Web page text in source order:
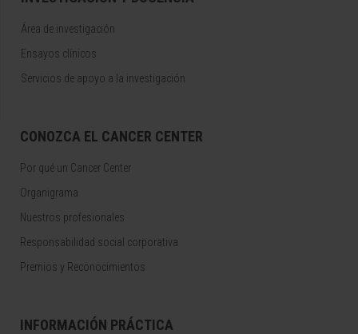
Área de investigación
Ensayos clínicos
Servicios de apoyo a la investigación
CONOZCA EL CANCER CENTER
Por qué un Cancer Center
Organigrama
Nuestros profesionales
Responsabilidad social corporativa
Premios y Reconocimientos
INFORMACIÓN PRÁCTICA